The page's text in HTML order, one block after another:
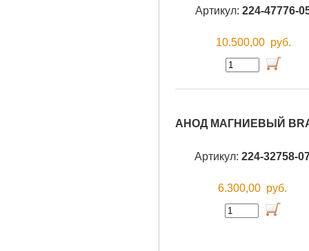
Артикул: 224-47776-
10.500,00 руб.
АНОД МАГНИЕВЫЙ
Артикул: 224-32758-
6.300,00 руб.